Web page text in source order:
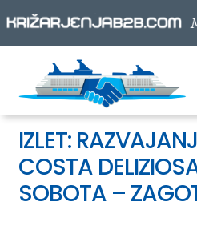
Skip
to
navigation
Skip
to
content
IZLET:
COSTA
SOBOTA –